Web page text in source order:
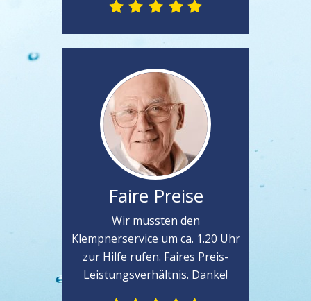
Faire Preise
Wir mussten den
Klempnerservice um ca. 1.20 Uhr
zur Hilfe rufen. Faires Preis-
Leistungsverhältnis. Danke!